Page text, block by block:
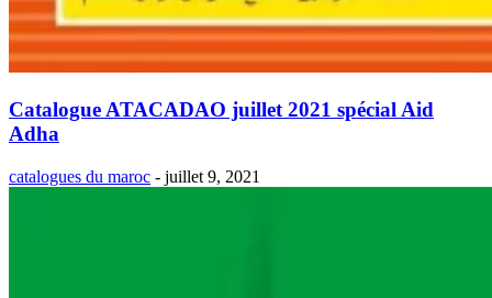
Catalogue ATACADAO juillet 2021 spécial Aid
Adha
catalogues du maroc - juillet 9, 2021